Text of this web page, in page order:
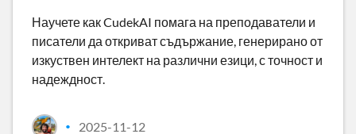
Научете как CudekAI помага на преподаватели и
писатели да откриват съдържание, генерирано от
изкуствен интелект на различни езици, с точност и
надеждност.
• 2025-11-12